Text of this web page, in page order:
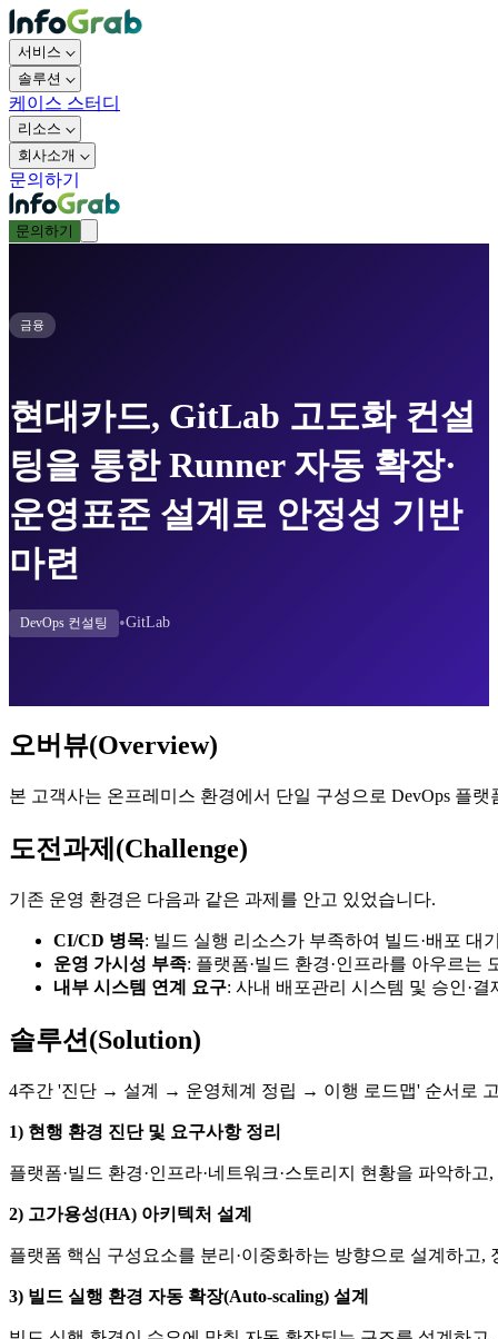
서비스
솔루션
케이스 스터디
리소스
회사소개
문의하기
문의하기
금융
현대카드, GitLab 고도화 컨설
팅을 통한 Runner 자동 확장·
운영표준 설계로 안정성 기반
마련
DevOps 컨설팅 •GitLab
오버뷰(Overview)
본 고객사는 온프레미스 환경에서 단일 구성으로 DevOps 플
도전과제(Challenge)
기존 운영 환경은 다음과 같은 과제를 안고 있었습니다.
CI/CD 병목: 빌드 실행 리소스가 부족하여 빌드·배포 대
운영 가시성 부족: 플랫폼·빌드 환경·인프라를 아우르는
내부 시스템 연계 요구: 사내 배포관리 시스템 및 승인·
솔루션(Solution)
4주간 '진단 → 설계 → 운영체계 정립 → 이행 로드맵' 순서로 고
1) 현행 환경 진단 및 요구사항 정리
플랫폼·빌드 환경·인프라·네트워크·스토리지 현황을 파악하
2) 고가용성(HA) 아키텍처 설계
플랫폼 핵심 구성요소를 분리·이중화하는 방향으로 설계하고
3) 빌드 실행 환경 자동 확장(Auto-scaling) 설계